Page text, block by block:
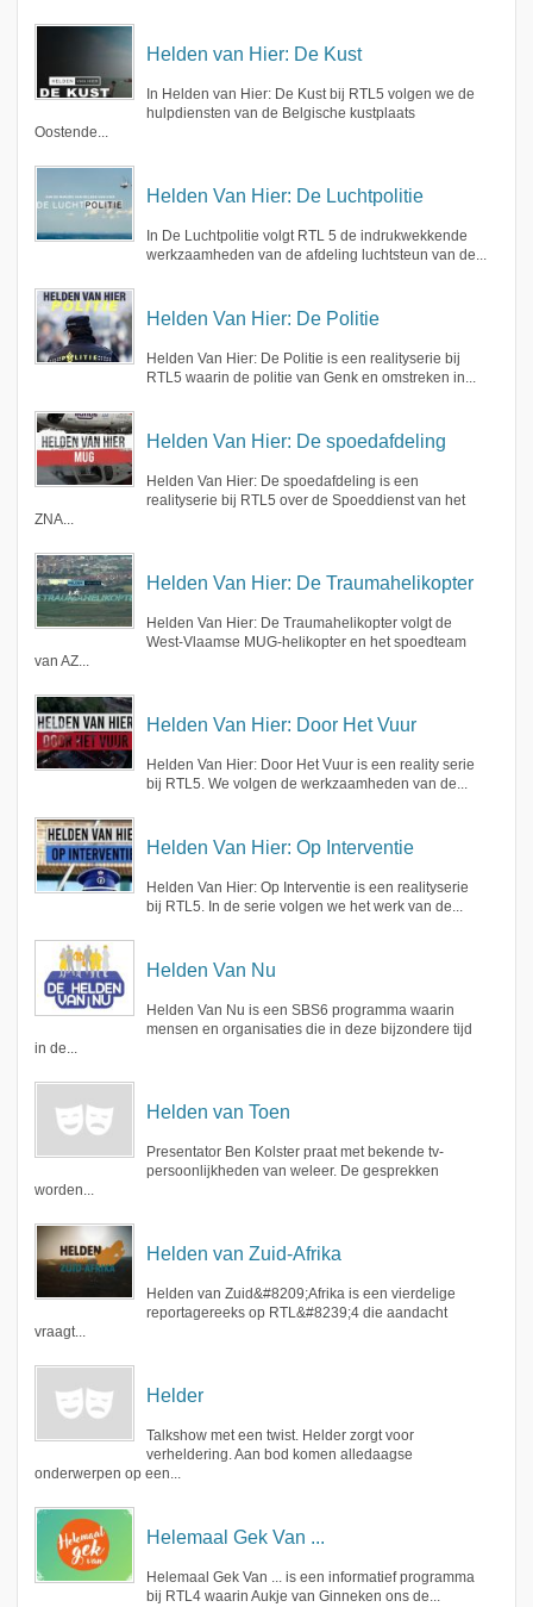
Helden van Hier: De Kust
In Helden van Hier: De Kust bij RTL5 volgen we de
hulpdiensten van de Belgische kustplaats
Oostende...
Helden Van Hier: De Luchtpolitie
In De Luchtpolitie volgt RTL 5 de indrukwekkende
werkzaamheden van de afdeling luchtsteun van de...
Helden Van Hier: De Politie
Helden Van Hier: De Politie is een realityserie bij
RTL5 waarin de politie van Genk en omstreken in...
Helden Van Hier: De spoedafdeling
Helden Van Hier: De spoedafdeling is een
realityserie bij RTL5 over de Spoeddienst van het
ZNA...
Helden Van Hier: De Traumahelikopter
Helden Van Hier: De Traumahelikopter volgt de
West-Vlaamse MUG-helikopter en het spoedteam
van AZ...
Helden Van Hier: Door Het Vuur
Helden Van Hier: Door Het Vuur is een reality serie
bij RTL5. We volgen de werkzaamheden van de...
Helden Van Hier: Op Interventie
Helden Van Hier: Op Interventie is een realityserie
bij RTL5. In de serie volgen we het werk van de...
Helden Van Nu
Helden Van Nu is een SBS6 programma waarin
mensen en organisaties die in deze bijzondere tijd
in de...
Helden van Toen
Presentator Ben Kolster praat met bekende tv-
persoonlijkheden van weleer. De gesprekken
worden...
Helden van Zuid-Afrika
Helden van Zuid&#8209;Afrika is een vierdelige
reportagereeks op RTL&#8239;4 die aandacht
vraagt...
Helder
Talkshow met een twist. Helder zorgt voor
verheldering. Aan bod komen alledaagse
onderwerpen op een...
Helemaal Gek Van ...
Helemaal Gek Van ... is een informatief programma
bij RTL4 waarin Aukje van Ginneken ons de...